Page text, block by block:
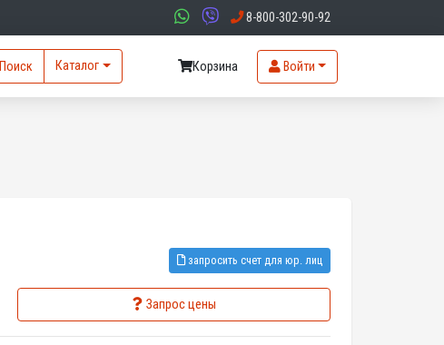
8-800-302-90-92
Поиск Каталог Корзина Войти
запросить счет для юр. лиц
Запрос цены